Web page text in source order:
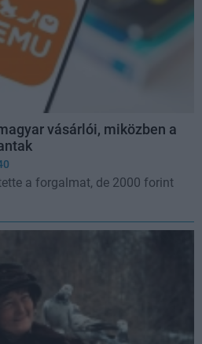
vásárlói, miközben a
a forgalmat, de 2000 forint